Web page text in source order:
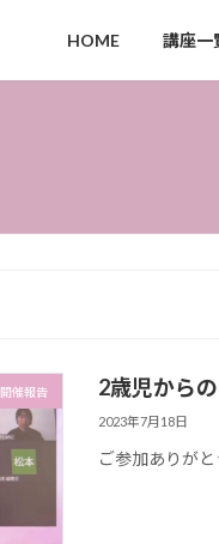
HOME 講座一
開催報告 2歳児から
2023年7月18日
ご参加ありが